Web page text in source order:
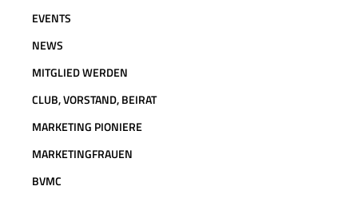
EVENTS
NEWS
MITGLIED WERDEN
CLUB, VORSTAND, BEIRAT
MARKETING PIONIERE
MARKETINGFRAUEN
BVMC